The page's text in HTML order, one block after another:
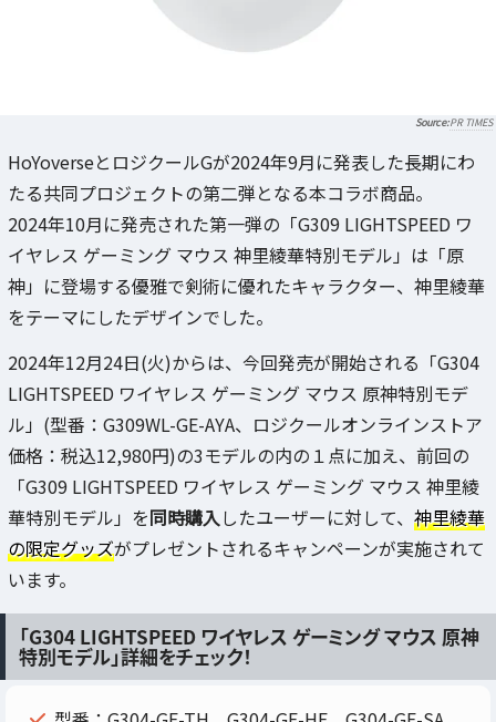
PR TIMES
HoYoverseとロジクールGが2024年9月に発表した長期にわ
たる共同プロジェクトの第二弾となる本コラボ商品。
2024年10月に発売された第一弾の「G309 LIGHTSPEED ワ
イヤレス ゲーミング マウス 神里綾華特別モデル」は「原
神」に登場する優雅で剣術に優れたキャラクター、神里綾華
をテーマにしたデザインでした。
2024年12月24日(火)からは、今回発売が開始される「G304
LIGHTSPEED ワイヤレス ゲーミング マウス 原神特別モデ
ル」(型番：G309WL-GE-AYA、ロジクールオンラインストア
価格：税込12,980円)の3モデルの内の１点に加え、前回の
「G309 LIGHTSPEED ワイヤレス ゲーミング マウス 神里綾
華特別モデル」を同時購入したユーザーに対して、 神里綾華
の限定グッズがプレゼントされるキャンペーンが実施されて
います。
「G304 LIGHTSPEED ワイヤレス ゲーミング マウス 原神
特別モデル」詳細をチェック！